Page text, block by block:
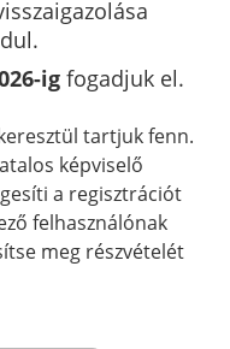
igfogadjuk el.
tartjuk fenn.
képviselő
a regisztrációt
felhasználónak
meg részvételét